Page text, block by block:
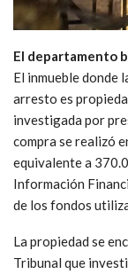
El departamento
El inmueble donde
arresto es
investigada por
compra se realizó
equivalente a
Información
de los fondos
La propiedad se
Tribunal que